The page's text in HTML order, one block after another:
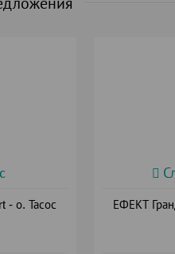
- о. Тасос
ЕФЕКТ